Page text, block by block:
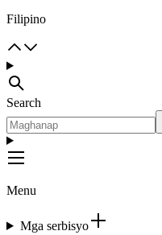
Filipino
Search
Menu
Mga serbisyo